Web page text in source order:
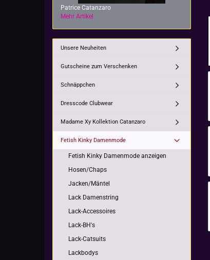
Patrice Catanzaro
Mehr Artikel
Unsere Neuheiten
Gutscheine zum Verschenken
Schnäppchen
Dresscode Clubwear
Madame Xy Kollektion Catanzaro
Fetish Kinky Damenmode
Fetish Kinky Damenmode anzeigen
Hosen/Chaps
Jacken/Mäntel
Lack Damenstring
Lack-Accessoires
Lack-BH's
Lack-Catsuits
Lackbodys